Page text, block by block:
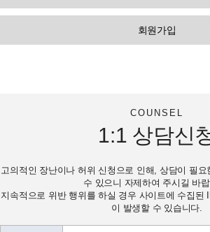
회원가입
COUNSEL
1:1 상담신
고의적인 장난이나 허위 신청으로 인해, 상담이 필
수 있으니 자제하여 주시길 바
지속적으로 위반 행위를 하실 경우 사이트에 수집된
이 발생할 수 있습니다.